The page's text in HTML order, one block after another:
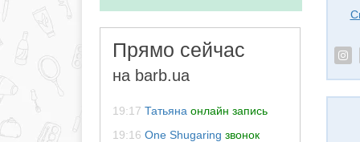
Прямо сейчас
на barb.ua
19:17 Татьяна онлайн запись
19:16 One Shugaring звонок